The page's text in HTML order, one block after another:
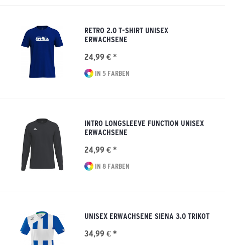
RETRO 2.0 T-SHIRT UNISEX
ERWACHSENE
24,99 € *
IN 5 FARBEN
INTRO LONGSLEEVE FUNCTION UNISEX
ERWACHSENE
24,99 € *
IN 8 FARBEN
UNISEX ERWACHSENE SIENA 3.0 TRIKOT
34,99 € *